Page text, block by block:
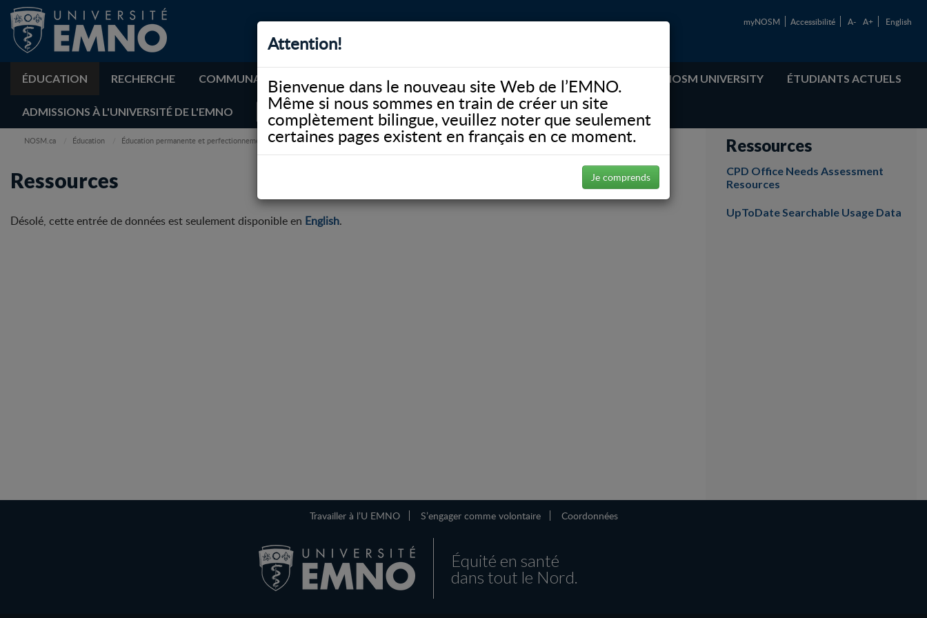
Attention!
Bienvenue dans le nouveau site Web de l’EMNO.
Même si nous sommes en train de créer un site
complètement bilingue, veuillez noter que seulement
certaines pages existent en français en ce moment.
Je comprends
myNOSM Accessibilité A- A+ English
ÉDUCATION RECHERCHE COMMUNAUTÉ BIBLIOTHÈQUE FACULTÉ DONATE ABOUT NOSM UNIVERSITY ÉTUDIANTS ACTUELS
ADMISSIONS À L'UNIVERSITÉ DE L'EMNO
NOSM.ca Éducation Éducation permanente et perfectionnement professionnel Ressources
Ressources
Désolé, cette entrée de données est seulement disponible en English.
Ressources
CPD Office Needs Assessment
Resources
UpToDate Searchable Usage Data
Travailler à l’U EMNO S’engager comme volontaire Coordonnées
Équité en santé
dans tout le Nord.